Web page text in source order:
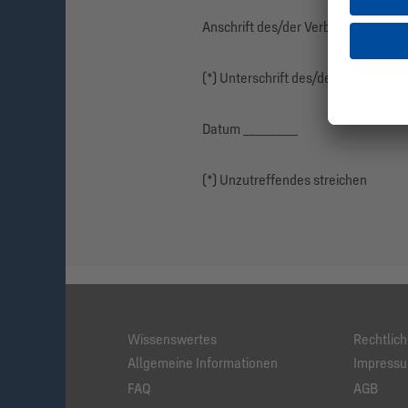
Anschrift des/der Verbraucher(s):
(*) Unterschrift des/der
Datum __________
(*) Unzutreffendes streichen
Wissenswertes
Allgemeine Informationen
FAQ
AGB